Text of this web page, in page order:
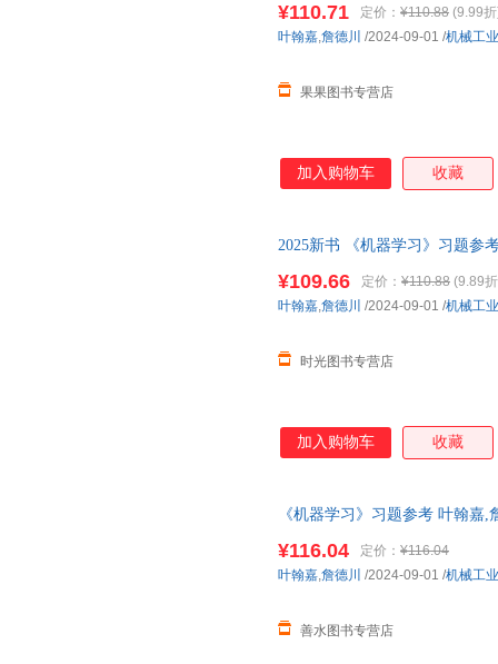
¥110.71 定价： ¥110.88 (9.99
果果图书专营店
叶翰嘉,詹德川 /2024-09-01 /机械工
加入购物车 收藏
2025新书 《机器学习》习题参
¥109.66 定价： ¥110.88 (9.89
时光图书专营店
叶翰嘉,詹德川 /2024-09-01 /机械工
加入购物车 收藏
《机器学习》习题参考 叶翰嘉
帮助请联系客服】
¥116.04 定价： ¥116.04
善水图书专营店
叶翰嘉,詹德川 /2024-09-01 /机械工